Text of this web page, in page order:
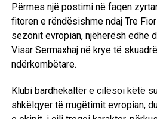
Përmes një postimi në faqen
fitoren e rëndësishme ndaj Tre
sezonit evropian, njëherësh edhe
Visar Sermaxhaj në krye të
ndërkombëtare.
Klubi bardhekaltër e cilësoi këtë
shkëlqyer të rrugëtimit evropian,